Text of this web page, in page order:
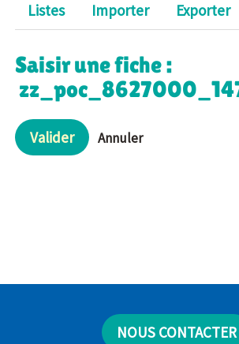
Listes
Importer Exporter
Saisir une fiche :
Valider Annuler
NOUS CONTACTER